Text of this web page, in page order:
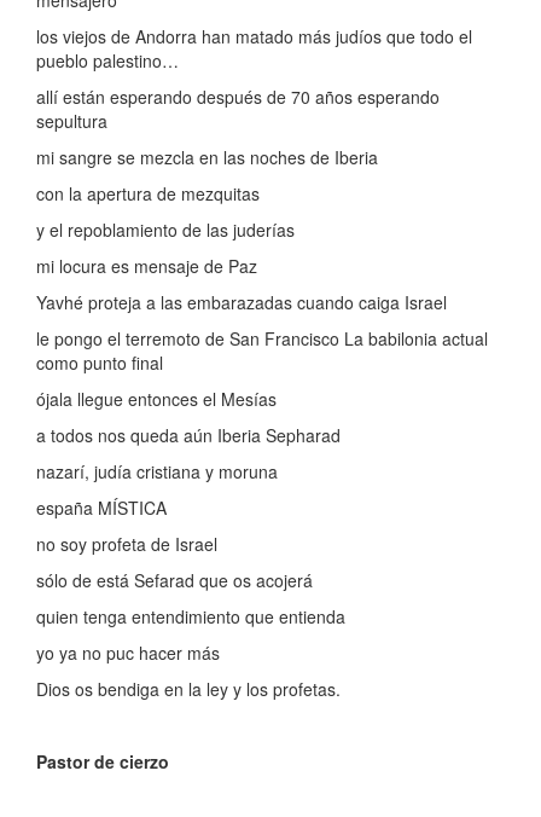
los viejos de Andorra han matado más judíos que todo el
pueblo palestino…
allí están esperando después de 70 años esperando
sepultura
mi sangre se mezcla en las noches de Iberia
con la apertura de mezquitas
y el repoblamiento de las juderías
mi locura es mensaje de Paz
Yavhé proteja a las embarazadas cuando caiga Israel
le pongo el terremoto de San Francisco La babilonia actual
como punto final
ójala llegue entonces el Mesías
a todos nos queda aún Iberia Sepharad
nazarí, judía cristiana y moruna
españa MÍSTICA
no soy profeta de Israel
sólo de está Sefarad que os acojerá
quien tenga entendimiento que entienda
yo ya no puc hacer más
Dios os bendiga en la ley y los profetas.
Pastor de cierzo